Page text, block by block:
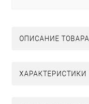
ОПИСАНИЕ ТОВАРА
ХАРАКТЕРИСТИКИ